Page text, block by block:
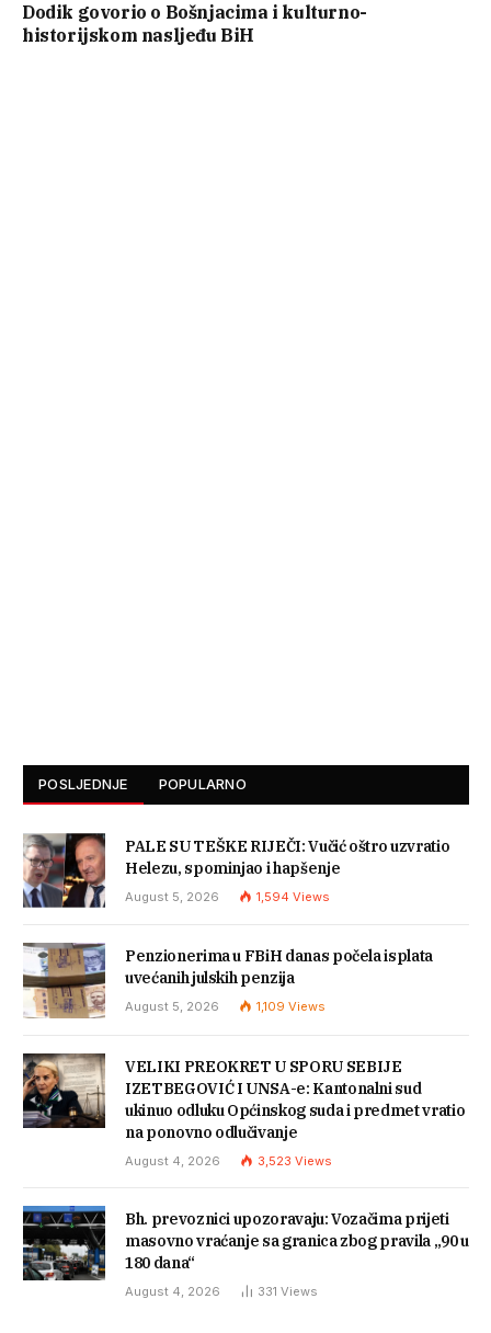
Dodik govorio o Bošnjacima i kulturno-
historijskom nasljeđu BiH
POSLJEDNJE POPULARNO
PALE SU TEŠKE RIJEČI: Vučić oštro uzvratio
Helezu, spominjao i hapšenje
August 5, 2026 1,594 Views
Penzionerima u FBiH danas počela isplata
uvećanih julskih penzija
August 5, 2026 1,109 Views
VELIKI PREOKRET U SPORU SEBIJE
IZETBEGOVIĆ I UNSA-e: Kantonalni sud
ukinuo odluku Općinskog suda i predmet vratio
na ponovno odlučivanje
August 4, 2026 3,523 Views
Bh. prevoznici upozoravaju: Vozačima prijeti
masovno vraćanje sa granica zbog pravila „90 u
180 dana“
August 4, 2026 331 Views